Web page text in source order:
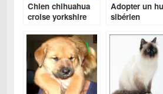
Chien chihuahua
croise yorkshire
Adopter un
sibérien